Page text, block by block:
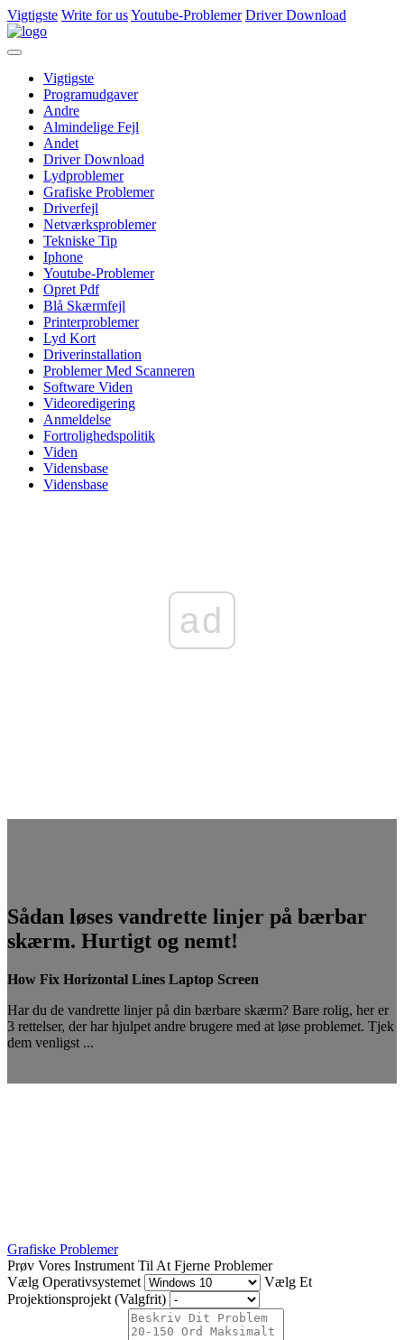
Vigtigste Write for usYoutube-Problemer Driver Download
Vigtigste
Programudgaver
Andre
Almindelige Fejl
Andet
Driver Download
Lydproblemer
Grafiske Problemer
Driverfejl
Netværksproblemer
Tekniske Tip
Iphone
Youtube-Problemer
Opret Pdf
Blå Skærmfejl
Printerproblemer
Lyd Kort
Driverinstallation
Problemer Med Scanneren
Software Viden
Videoredigering
Anmeldelse
Fortrolighedspolitik
Viden
Vidensbase
Vidensbase
ad
Sådan løses vandrette linjer på bærbar
skærm. Hurtigt og nemt!
How Fix Horizontal Lines Laptop Screen
Har du de vandrette linjer på din bærbare skærm? Bare rolig, her er
3 rettelser, der har hjulpet andre brugere med at løse problemet. Tjek
dem venligst ...
Grafiske Problemer
Prøv Vores Instrument Til At Fjerne Problemer
Vælg Operativsystemet
Vælg Et
Projektionsprojekt (Valgfrit)